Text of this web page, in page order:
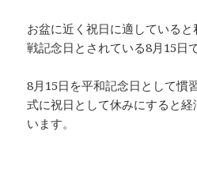
お盆に近く祝日に適している
戦記念日とされている8月15日で
8月15日を平和記念日として慣
式に祝日として休みにすると
います。